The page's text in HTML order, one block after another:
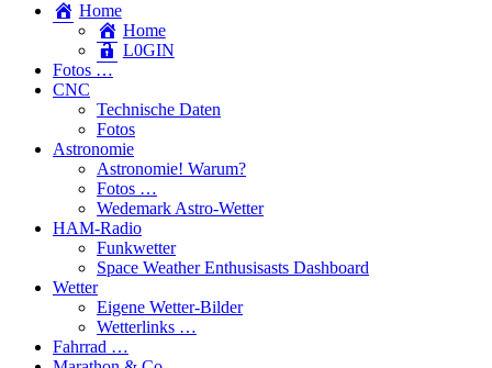
Home
Home
L​0​​GIN
Fotos …
CNC
Technische Daten
Fotos
Astronomie
Astronomie! Warum?
Fotos …
Wedemark Astro-Wetter
HAM-Radio
Funkwetter
Space Weather Enthusisasts Dashboard
Wetter
Eigene Wetter-Bilder
Wetterlinks …
Fahrrad …